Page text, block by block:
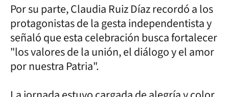
Por su parte, Claudia Ruiz Díaz recordó a los
protagonistas de la gesta independentista y
señaló que esta celebración busca fortalecer
"los valores de la unión, el diálogo y el amor
por nuestra Patria".